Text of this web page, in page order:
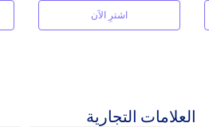
اشترِ الآن
العلامات التجارية